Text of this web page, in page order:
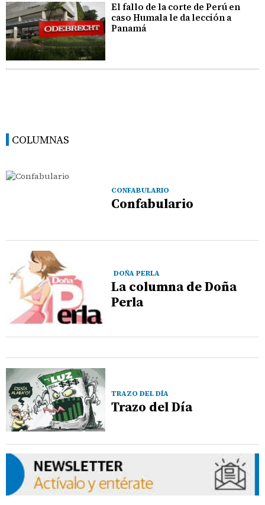
El fallo de la corte de Perú en
caso Humala le da lección a
Panamá
COLUMNAS
CONFABULARIO
Confabulario
DOÑA PERLA
La columna de Doña
Perla
TRAZO DEL DÍA
Trazo del Día